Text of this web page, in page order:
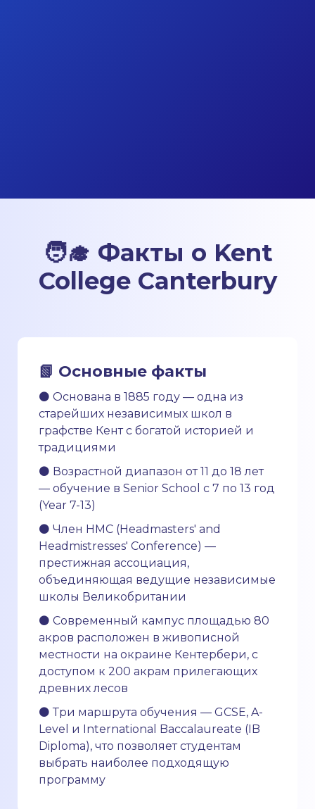
🧑‍🎓 Факты о Kent
College Canterbury
📗 Основные факты
⚫ Основана в 1885 году — одна из
старейших независимых школ в
графстве Кент с богатой историей и
традициями
⚫ Возрастной диапазон от 11 до 18 лет
— обучение в Senior School с 7 по 13 год
(Year 7-13)
⚫ Член HMC (Headmasters' and
Headmistresses' Conference) —
престижная ассоциация,
объединяющая ведущие независимые
школы Великобритании
⚫ Современный кампус площадью 80
акров расположен в живописной
местности на окраине Кентербери, с
доступом к 200 акрам прилегающих
древних лесов
⚫ Три маршрута обучения — GCSE, A-
Level и International Baccalaureate (IB
Diploma), что позволяет студентам
выбрать наиболее подходящую
программу